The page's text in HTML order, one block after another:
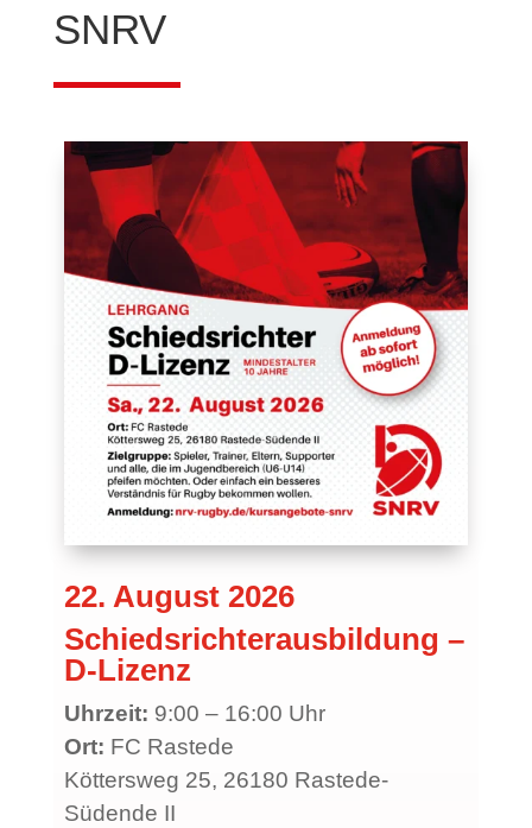
SNRV
22. August 2026
Schiedsrichterausbildung –
D-Lizenz
Uhrzeit: 9:00 – 16:00 Uhr
Ort: FC Rastede
Köttersweg 25, 26180 Rastede-
Südende II